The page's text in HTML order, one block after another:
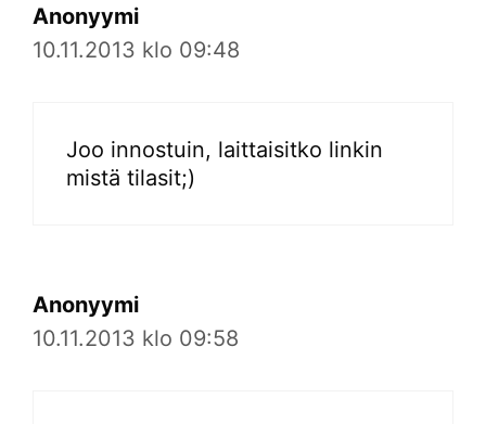
Anonyymi
10.11.2013 klo 09:48
Joo innostuin, laittaisitko linkin
mistä tilasit;)
Anonyymi
10.11.2013 klo 09:58